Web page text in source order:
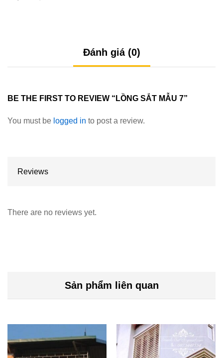
Đánh giá (0)
BE THE FIRST TO REVIEW “LỒNG SẮT MẪU 7”
You must be logged in to post a review.
Reviews
There are no reviews yet.
Sản phẩm liên quan